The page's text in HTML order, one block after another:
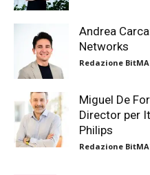
Andrea
Networks
Redazione
Miguel De
Director per
Philips
Redazione